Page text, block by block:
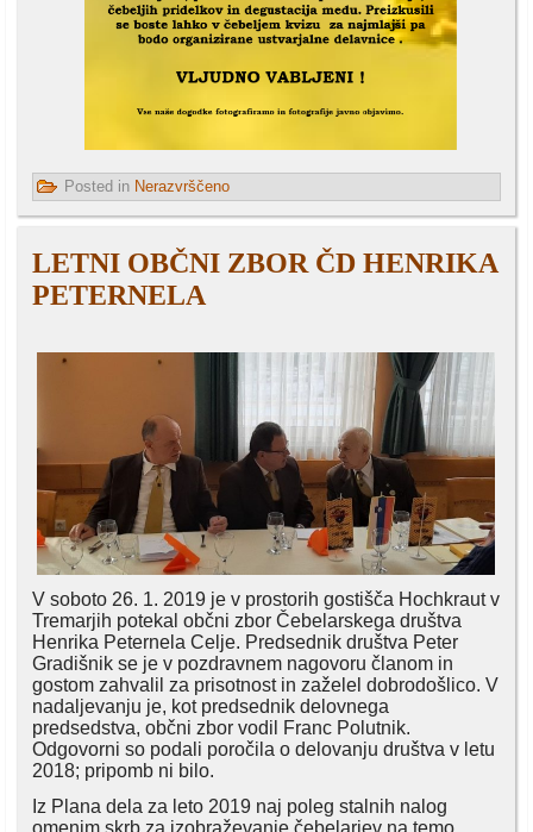
Posted in Nerazvrščeno
LETNI OBČNI ZBOR ČD HENRIKA
PETERNELA
V soboto 26. 1. 2019 je v prostorih gostišča Hochkraut v
Tremarjih potekal občni zbor Čebelarskega društva
Henrika Peternela Celje. Predsednik društva Peter
Gradišnik se je v pozdravnem nagovoru članom in
gostom zahvalil za prisotnost in zaželel dobrodošlico. V
nadaljevanju je, kot predsednik delovnega
predsedstva, občni zbor vodil Franc Polutnik.
Odgovorni so podali poročila o delovanju društva v letu
2018; pripomb ni bilo.
Iz Plana dela za leto 2019 naj poleg stalnih nalog